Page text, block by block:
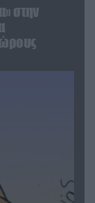
στην